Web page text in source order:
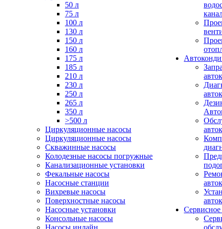
50 л
75 л
100 л
130 л
150 л
160 л
175 л
185 л
210 л
230 л
250 л
265 л
350 л
>500 л
Циркуляционные насосы
Циркуляционные насосы
Скважинные насосы
Колодезные насосы погружные
Канализационные установки
Фекальные насосы
Насосные станции
Вихревые насосы
Поверхностные насосы
Насосные установки
Консольные насосы
Насосы инлайн